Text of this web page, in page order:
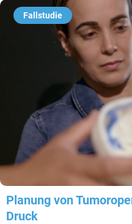
Fallstudie
Planung von
Druck